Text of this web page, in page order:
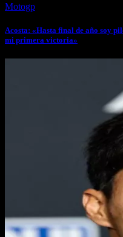
Motogp
Acosta: «Hasta final de año soy
mi primera victoria»